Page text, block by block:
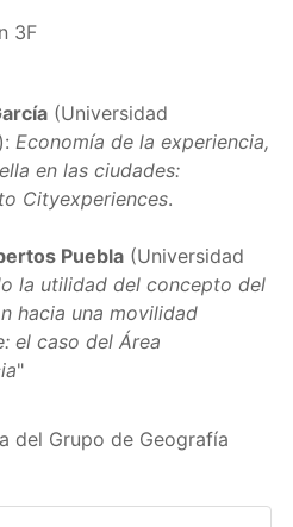
3F
(Universidad
Economía de la experiencia,
en las ciudades:
Cityexperiences.
Puebla(Universidad
la utilidad del concepto del
hacia una movilidad
el caso del Área
"
del Grupo de Geografía